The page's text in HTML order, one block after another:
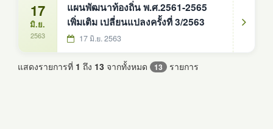
17
มิ.ย.
2563
แผนพัฒนาท้องถิ่น พ.ศ.2561-2565
เพิ่มเติม เปลี่ยนแปลงครั้งที่ 3/2563
17 มิ.ย. 2563
แสดงรายการที่ 1 ถึง 13 จากทั้งหมด 13 รายการ